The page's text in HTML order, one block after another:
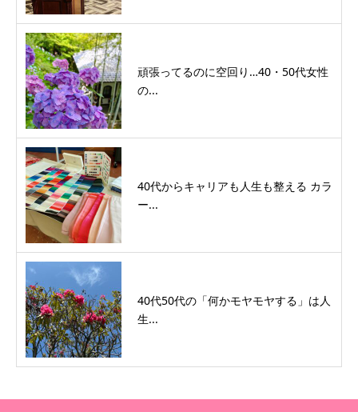
頑張ってるのに空回り…40・50代女性
の...
40代からキャリアも人生も整える カラ
ー...
40代50代の「何かモヤモヤする」は人
生...